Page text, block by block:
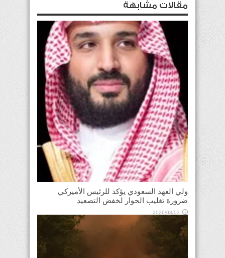
مقالات مشابهة
ولي العهد السعودي يؤكد للرئيس الأميركي
ضرورة تغليب الحوار لخفض التصعيد
2026/08/03